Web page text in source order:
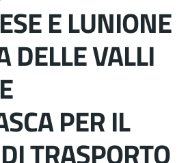
E LUNIONE
DELLE VALLI
PER IL
TRASPORTO